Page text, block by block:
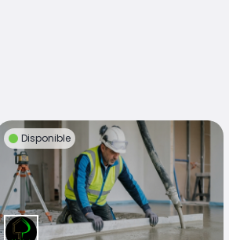
Disponible